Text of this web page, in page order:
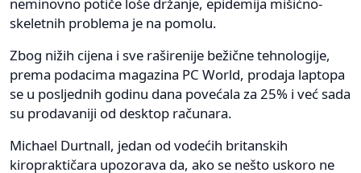
skeletnih problema je na pomolu.
Zbog nižih cijena i sve raširenije bežične tehnologije,
prema podacima magazina PC World, prodaja laptopa
se u posljednih godinu dana povećala za 25% i već sada
su prodavaniji od desktop računara.
Michael Durtnall, jedan od vodećih britanskih
kiropraktičara upozorava da, ako se nešto uskoro ne